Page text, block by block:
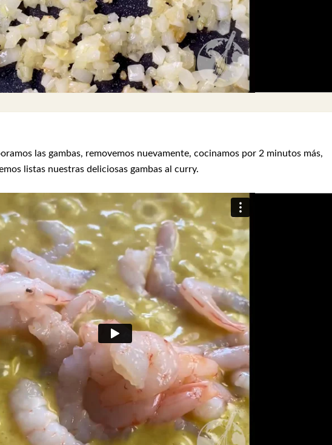
las gambas, removemos nuevamente, cocinamos por 2 minutos más,
listas nuestras deliciosas gambas al curry.